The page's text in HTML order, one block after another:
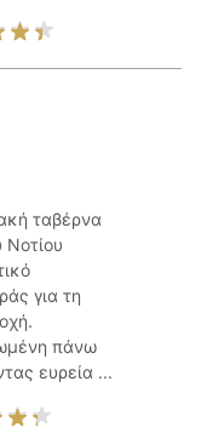
ταβέρνα
Νοτίου
για τη
πάνω
ευρεία ...